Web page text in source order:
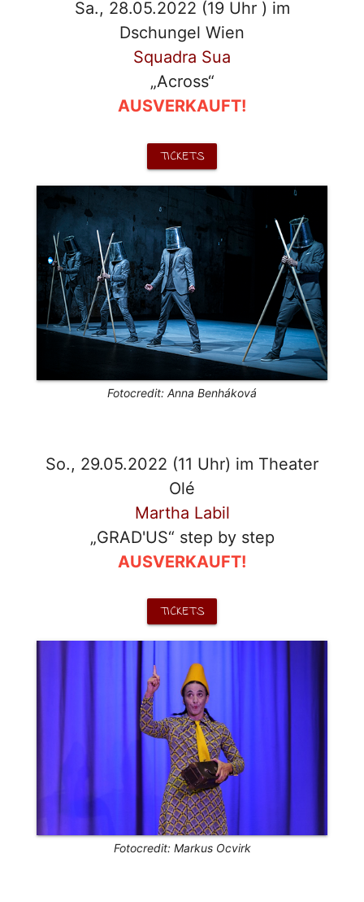
Sa., 28.05.2022 (19 Uhr ) im
Dschungel Wien
Squadra Sua
„Across“
AUSVERKAUFT!
TICKETS
Fotocredit: Anna Benháková
So., 29.05.2022 (11 Uhr) im Theater
Olé
Martha Labil
„GRAD'US“ step by step
AUSVERKAUFT!
TICKETS
Fotocredit: Markus Ocvirk